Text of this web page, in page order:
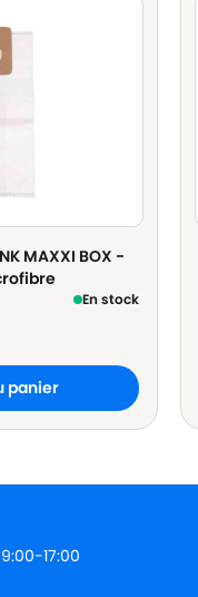
MAXXI BOX -
En stock
panier
17:00